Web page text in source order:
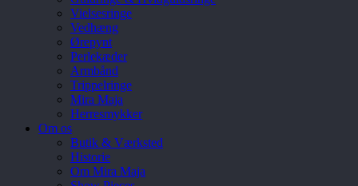
Vielsesringe
Vedhæng
Ørepynt
Perlekæder
Armbånd
Trippelringe
Mira Maja
Herresmykker
Om os
Butik & Værksted
Historie
Om Mira Maja